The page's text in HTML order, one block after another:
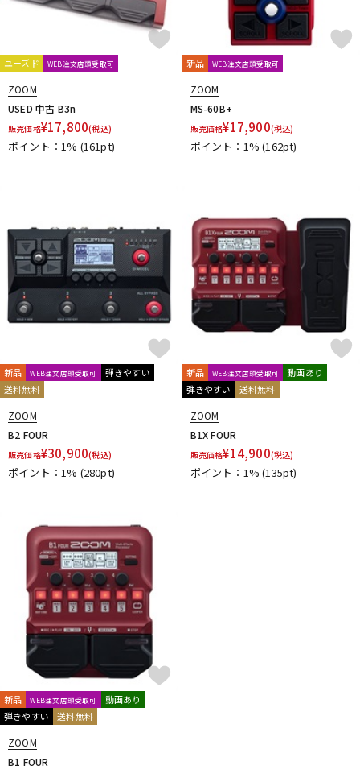
ユーズド WEB注文店頭受取可
ZOOM
USED 中古 B3n
販売価格¥17,800(税込)
ポイント：1% (161pt)
新品 WEB注文店頭受取可
ZOOM
MS-60B+
販売価格¥17,900(税込)
ポイント：1%(162pt)
新品 WEB注文店頭受取可
弾きやすい
送料無料
ZOOM
B2 FOUR
販売価格¥30,900(税込)
ポイント：1% (280pt)
新品 WEB注文店頭受取可
動画あり
弾きやすい
送料無料
ZOOM
B1X FOUR
販売価格¥14,900(税込)
ポイント：1%(135pt)
新品 WEB注文店頭受取可
動画あり
弾きやすい
送料無料
ZOOM
B1 FOUR